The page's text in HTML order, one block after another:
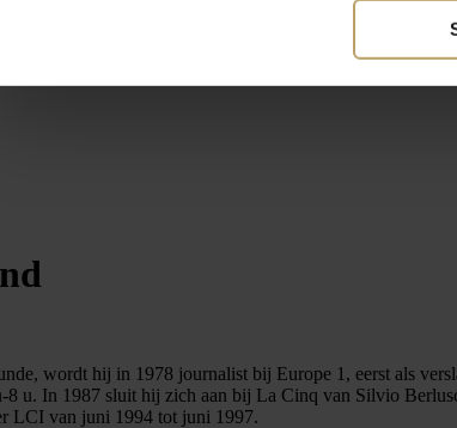
wordt hij in 1978 journalist bij Europe 1, eerst als
8 u. In 1987 sluit hij zich aan bij La Cinq van Silvio
LCI van juni 1994 tot juni 1997.